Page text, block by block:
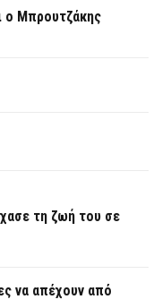
ο Μπρουτζάκης
τη ζωή του σε
να απέχουν από